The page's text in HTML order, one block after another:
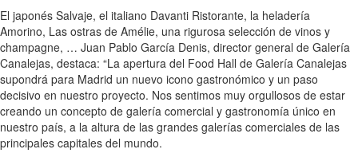
El japonés Salvaje, el italiano Davanti Ristorante, la heladería
Amorino, Las ostras de Amélie, una rigurosa selección de vinos y
champagne, … Juan Pablo García Denis, director general de Galería
Canalejas, destaca: “La apertura del Food Hall de Galería Canalejas
supondrá para Madrid un nuevo icono gastronómico y un paso
decisivo en nuestro proyecto. Nos sentimos muy orgullosos de estar
creando un concepto de galería comercial y gastronomía único en
nuestro país, a la altura de las grandes galerías comerciales de las
principales capitales del mundo.